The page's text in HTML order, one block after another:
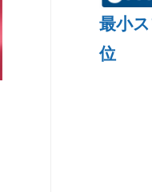
最小
位